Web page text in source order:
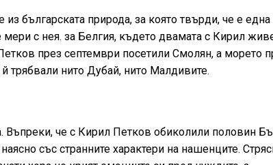
българската природа, за която твърди, че е една
с нея. за Белгия, където двамата с Кирил
през септември посетили Смолян, а морето
трябвали нито Дубай, нито Малдивите.
Въпреки, че с Кирил Петков обиколили половин
със странните характери на нашенците.